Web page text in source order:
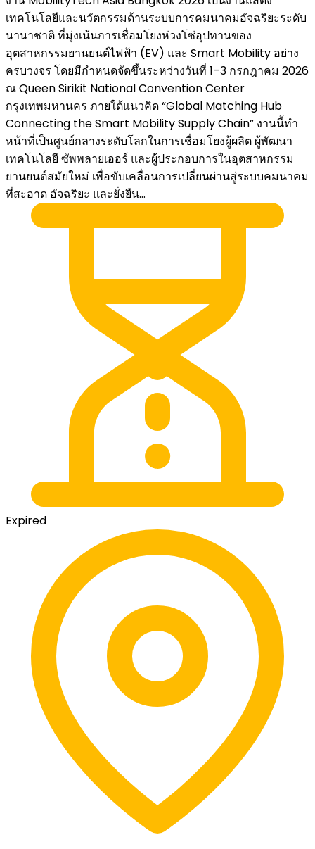
เทคโนโลยีและนวัตกรรมด้านระบบการคมนาคมอัจฉริยะระดับ
นานาชาติ ที่มุ่งเน้นการเชื่อมโยงห่วงโซ่อุปทานของ
อุตสาหกรรมยานยนต์ไฟฟ้า (EV) และ Smart Mobility อย่าง
ครบวงจร โดยมีกำหนดจัดขึ้นระหว่างวันที่ 1–3 กรกฎาคม 2026
ณ Queen Sirikit National Convention Center
กรุงเทพมหานคร ภายใต้แนวคิด “Global Matching Hub
Connecting the Smart Mobility Supply Chain” งานนี้ทำ
หน้าที่เป็นศูนย์กลางระดับโลกในการเชื่อมโยงผู้ผลิต ผู้พัฒนา
เทคโนโลยี ซัพพลายเออร์ และผู้ประกอบการในอุตสาหกรรม
ยานยนต์สมัยใหม่ เพื่อขับเคลื่อนการเปลี่ยนผ่านสู่ระบบคมนาคม
ที่สะอาด อัจฉริยะ และยั่งยืน...
Expired